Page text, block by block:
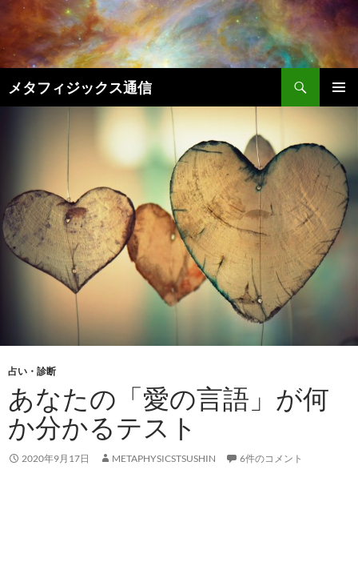
テ
ン
へ
メタフィジックス通信
索
占い・診断
あなたの「愛の言語」が何
か分かるテスト
2020年9月17日 METAPHYSICSTSUSHIN 6件のコメント